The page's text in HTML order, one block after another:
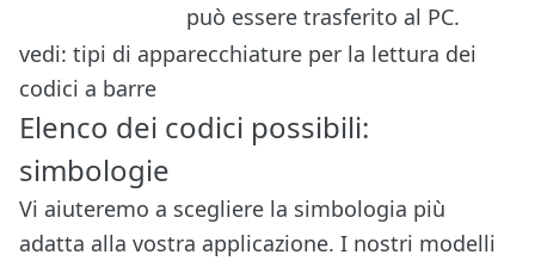
può essere trasferito al PC.
vedi: tipi di apparecchiature per la lettura dei
codici a barre
Elenco dei codici possibili:
simbologie
Vi aiuteremo a scegliere la simbologia più
adatta alla vostra applicazione. I nostri modelli